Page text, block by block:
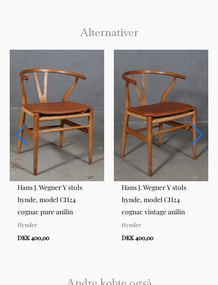
Alternativer
Hans J. Wegner Y stols
hynde, model CH24
cognac pure anilin
Hynder
DKK 400,00
Hans J. Wegner Y stols
hynde, model CH24
cognac vintage anilin
Hynder
DKK 400,00